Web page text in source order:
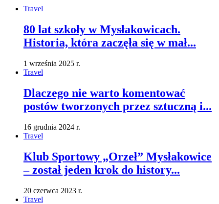
Travel
80 lat szkoły w Mysłakowicach.
Historia, która zaczęła się w mał...
1 września 2025 r.
Travel
Dlaczego nie warto komentować
postów tworzonych przez sztuczną i...
16 grudnia 2024 r.
Travel
Klub Sportowy „Orzeł” Mysłakowice
– został jeden krok do history...
20 czerwca 2023 r.
Travel